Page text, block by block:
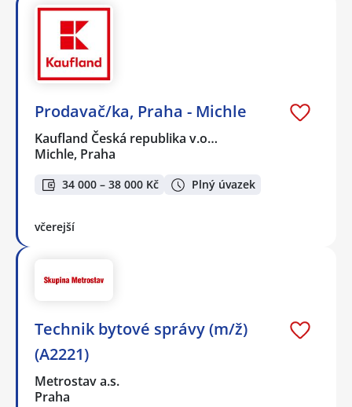
Prodavač/ka, Praha - Michle
Kaufland Česká republika v.o…
Michle, Praha
34 000 – 38 000 Kč Plný úvazek
včerejší
Technik bytové správy (m/ž)
(A2221)
Metrostav a.s.
Praha